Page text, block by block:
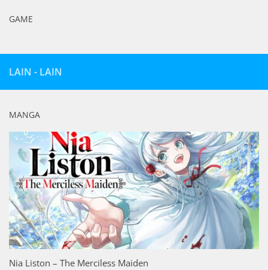
GAME
LAIN - LAIN
MANGA
Nia Liston – The Merciless Maiden